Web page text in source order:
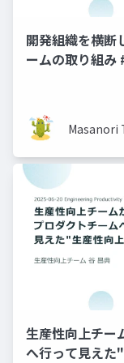
開発組織を横断
ームの取り組み
Masanori
生産性向上チー
へ行って見え